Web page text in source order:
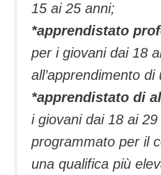
15 ai 25 anni;
*apprendistato
per i giovani dai 18
all’apprendimento
*apprendistato di
i giovani dai 18 ai
programmato per il
una qualifica più